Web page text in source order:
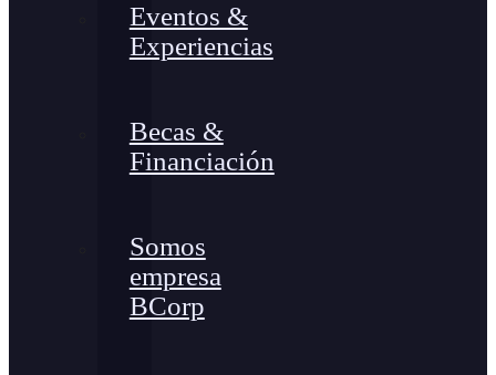
Eventos &
Experiencias
Becas &
Financiación
Somos
empresa
BCorp